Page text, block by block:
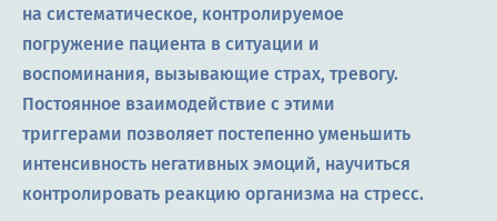
на систематическое, контролируемое
погружение пациента в ситуации и
воспоминания, вызывающие страх, тревогу.
Постоянное взаимодействие с этими
триггерами позволяет постепенно уменьшить
интенсивность негативных эмоций, научиться
контролировать реакцию организма на стресс.